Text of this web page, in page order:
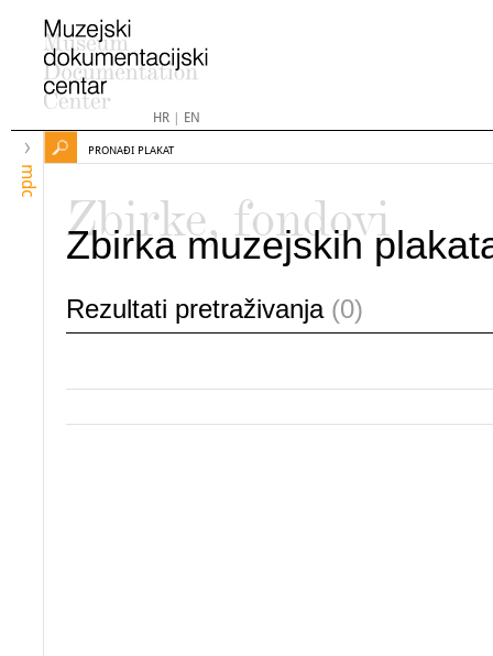
HR| EN
mdc
PRONAĐI PLAKAT
Zbirke, fondovi
Zbirka muzejskih
Rezultati pretraživanja (0)